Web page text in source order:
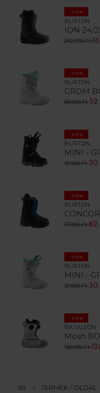
-20%
BURTON
ION 24/
202.990 Ft
-20%
BURTON
GROM
65.990 Ft
-20%
BURTON
MINI -
37.990 Ft
-20%
BURTON
77.990 Ft
-20%
BURTON
MINI -
37.990 Ft
-20%
BATALEON
Mosh
159.990 Ft
TERMÉK / OLDAL